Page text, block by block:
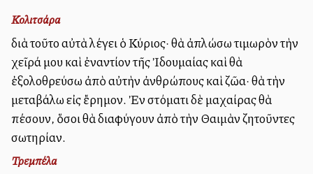
Κολιτσάρα
διὰ τοῦτο αὐτὰ λέγει ὁ Κύριος· θὰ ἀπλώσω τιμωρὸν τὴν
χεῖρά μου καὶ ἐναντίον τῆς Ἰδουμαίας καὶ θὰ
ἐξολοθρεύσω ἀπὸ αὐτὴν ἀνθρώπους καὶ ζῶα· θὰ τὴν
μεταβάλω εἰς ἔρημον. Ἐν στόματι δὲ μαχαίρας θὰ
πέσουν, ὅσοι θὰ διαφύγουν ἀπὸ τὴν Θαιμὰν ζητοῦντες
σωτηρίαν.
Τρεμπέλα